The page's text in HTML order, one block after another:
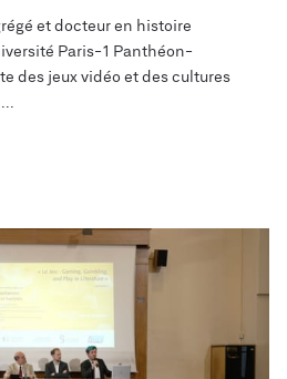
et docteur en histoire
Paris-1 Panthéon-
des jeux vidéo et des cultures